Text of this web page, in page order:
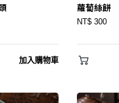
加入購物車
蘿蔔絲餅
NT$ 300